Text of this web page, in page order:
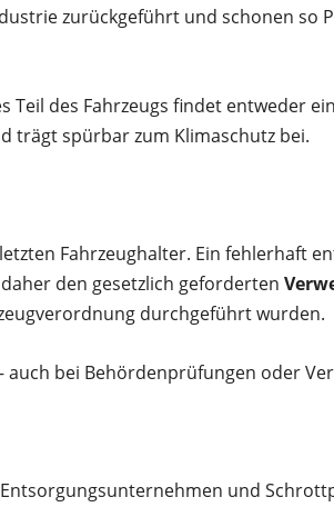
zurückgeführt und schonen so
des Fahrzeugs findet entweder
trägt spürbar zum Klimaschutz bei.
Fahrzeughalter. Ein fehlerhaft
den gesetzlich geforderten
durchgeführt wurden.
bei Behördenprüfungen oder
und